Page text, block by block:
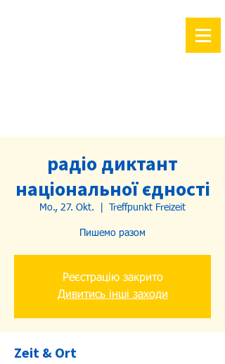
радіо диктант
національної єдності
Mo., 27. Okt. Treffpunkt Freizeit
Пишемо разом
Реєстрацію закрито
Дивитись інші заходи
Zeit & Ort